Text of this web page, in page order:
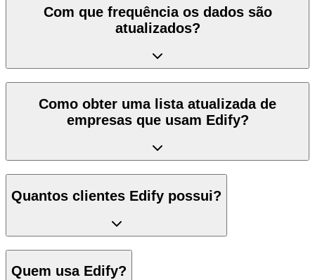
Com que frequência os dados são
atualizados?
Como obter uma lista atualizada de
empresas que usam Edify?
Quantos clientes Edify possui?
Quem usa Edify?